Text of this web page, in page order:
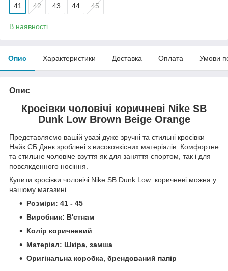
41 42 43 44 45
В наявності
Опис Характеристики Доставка Оплата Умови
Опис
Кросівки чоловічі коричневі Nike SB
Dunk Low Brown Beige Orange
Представляємо вашій увазі дуже зручні та стильні кросівки
Найк СБ Данк зроблені з високоякісних матеріалів. Комфортне
та стильне чоловіче взуття як для заняття спортом, так і для
повсякденного носіння.
Купити кросівки чоловічі Nike SB Dunk Low коричневі можна у
нашому магазині.
Розміри: 41 - 45
Виробник: В'єтнам
Колір коричневий
Матеріал: Шкіра, замша
Оригінальна коробка, брендований папір